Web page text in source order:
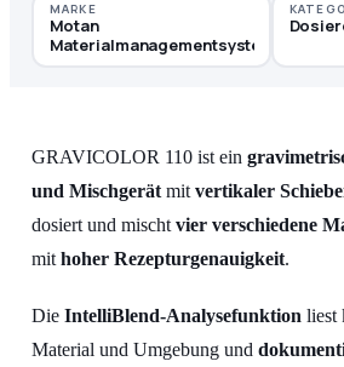
MARKE
Motan
Materialmanagementsysteme
GRAVICOLOR 110 ist ein
und Mischgerät mit vertikaler
dosiert und mischt vier verschiedene
mit hoher Rezepturgenauigkeit.
Die IntelliBlend-Analysefunktion liest
Material und Umgebung und